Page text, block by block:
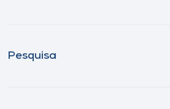
Pesquisa